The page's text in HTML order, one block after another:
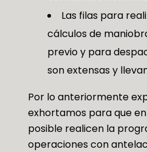
Las filas para
cálculos de
previo y para
son extensas y
Por lo anteriormente
exhortamos para que
posible realicen la
operaciones con